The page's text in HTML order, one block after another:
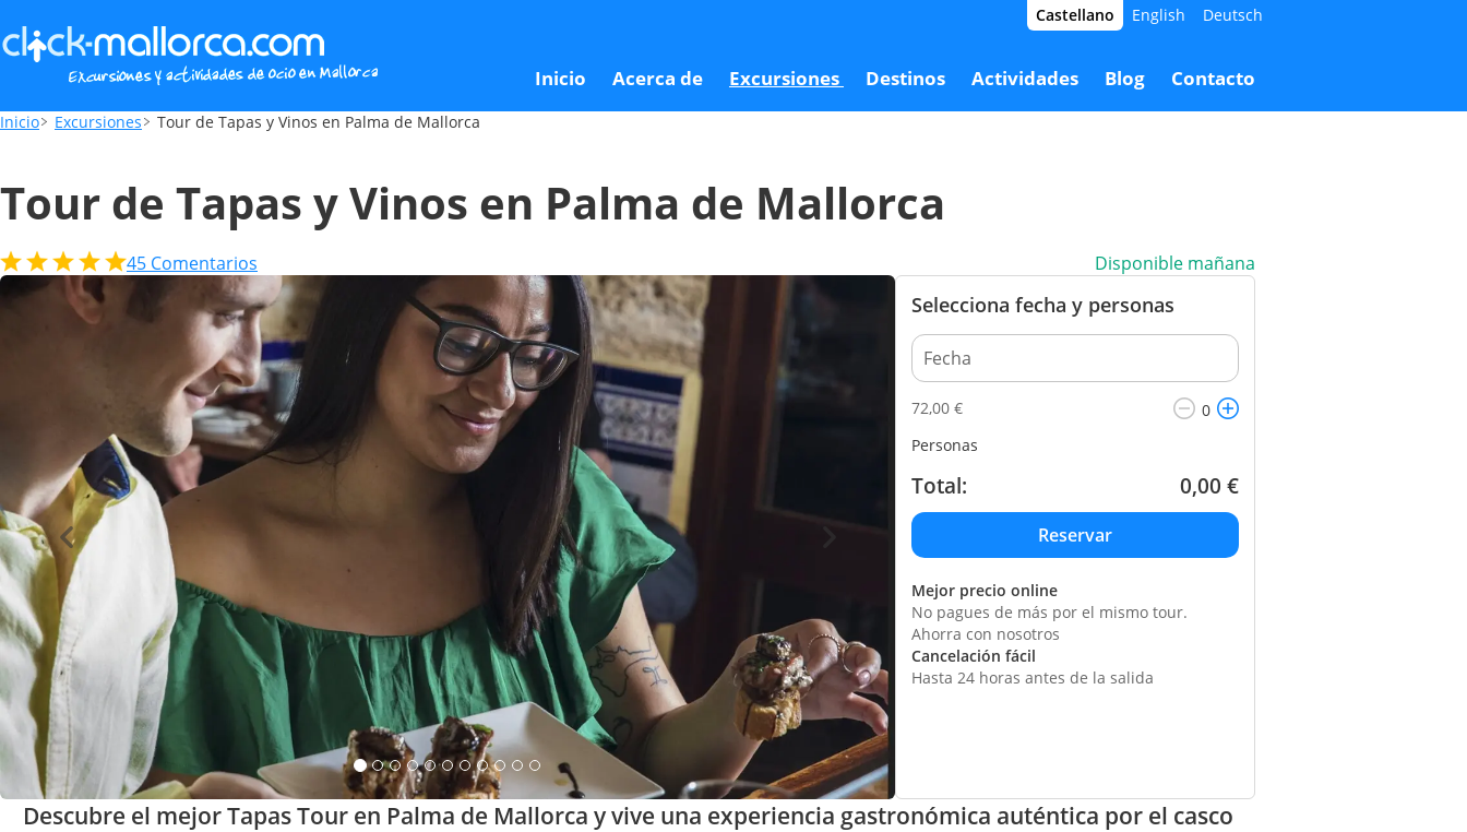
Inicio Acerca de Excursiones Destinos Actividades Blog Contacto
Castellano English Deutsch
Tour de Tapas y Vinos en Palma de Mallorca 72,00 € 0,00 € Reservar
Inicio Excursiones Tour de Tapas y Vinos en Palma de Mallorca
Tour de Tapas y Vinos en Palma de Mallorca
45 Comentarios Disponible mañana
Selecciona fecha y personas
72,00 €
Personas
Total: 0,00 €
Mejor precio online
No pagues de más por el mismo tour.
Ahorra con nosotros
Cancelación fácil
Hasta 24 horas antes de la salida
Descubre el mejor Tapas Tour en Palma de Mallorca y vive una experiencia gastronómica auténtica por el casco